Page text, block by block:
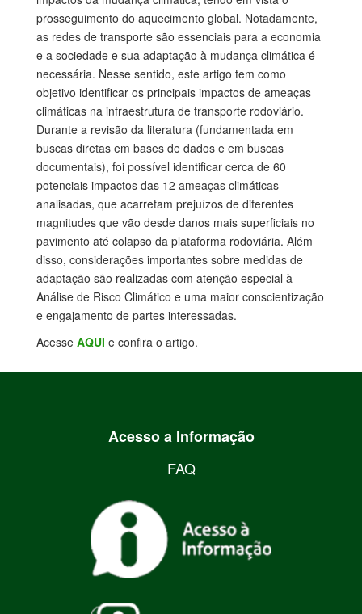
prosseguimento do aquecimento global. Notadamente,
as redes de transporte são essenciais para a economia
e a sociedade e sua adaptação à mudança climática é
necessária. Nesse sentido, este artigo tem como
objetivo identificar os principais impactos de ameaças
climáticas na infraestrutura de transporte rodoviário.
Durante a revisão da literatura (fundamentada em
buscas diretas em bases de dados e em buscas
documentais), foi possível identificar cerca de 60
potenciais impactos das 12 ameaças climáticas
analisadas, que acarretam prejuízos de diferentes
magnitudes que vão desde danos mais superficiais no
pavimento até colapso da plataforma rodoviária. Além
disso, considerações importantes sobre medidas de
adaptação são realizadas com atenção especial à
Análise de Risco Climático e uma maior conscientização
e engajamento de partes interessadas.
Acesse AQUI e confira o artigo.
Acesso a Informação
FAQ